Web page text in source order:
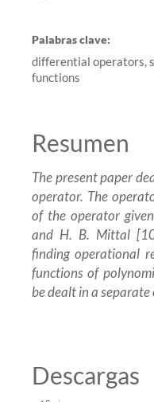
Palabras clave:
differential operators,
functions
Resumen
The present paper
operator. The
of the operator
and H. B. Mittal
finding operational
functions of
be dealt in a
Descargas